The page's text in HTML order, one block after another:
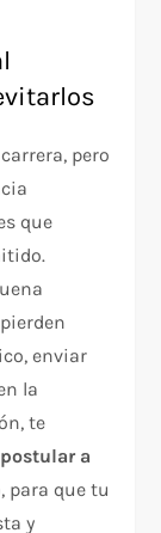
pero
que
enviar
la
te
a
para que tu
y